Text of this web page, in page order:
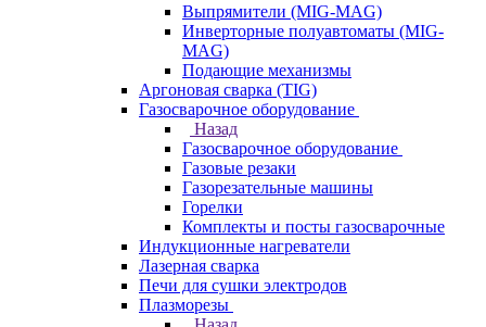
Выпрямители (MIG-MAG)
Инверторные полуавтоматы (MIG-
MAG)
Подающие механизмы
Аргоновая сварка (TIG)
Газосварочное оборудование
Назад
Газосварочное оборудование
Газовые резаки
Газорезательные машины
Горелки
Комплекты и посты газосварочные
Индукционные нагреватели
Лазерная сварка
Печи для сушки электродов
Плазморезы